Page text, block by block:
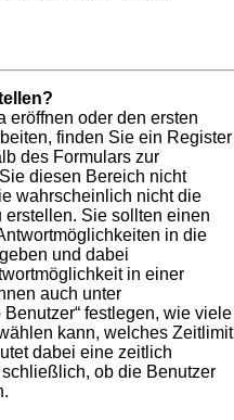
eröffnen oder den ersten
finden Sie ein Register
des Formulars zur
diesen Bereich nicht
wahrscheinlich nicht die
erstellen. Sie sollten einen
in die
und dabei
in einer
auch unter
festlegen, wie viele
kann, welches Zeitlimit
dabei eine zeitlich
ob die Benutzer